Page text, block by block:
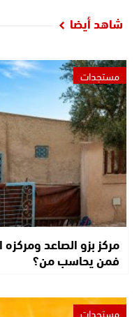
شاهد أيضا
مستجدات
مركز بزو الصاعد
فمن يحاسب من؟
مستجدات